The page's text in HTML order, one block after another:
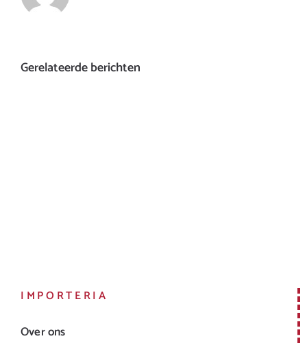
Gerelateerde berichten
IMPORTERIA
Over ons